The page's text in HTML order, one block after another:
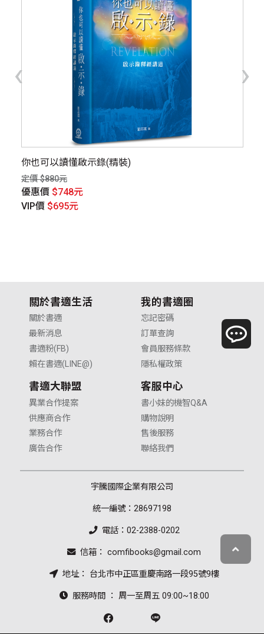
你也可以讀懂啟示錄(精裝)
定價 $880元
優惠價 $748元
VIP價 $695元
‹ ›
關於書適生活
關於書適
最新消息
書適粉(FB)
賴在書適(LINE@)
我的書適圈
忘記密碼
訂單查詢
會員服務條款
隱私權政策
書適大聯盟
異業合作提案
供應商合作
業務合作
廣告合作
客服中心
書小妹的機智Q&A
購物說明
售後服務
聯絡我們
宇騰國際企業有限公司
統一編號：28697198
電話：02-2388-0202
信箱： comfibooks@gmail.com
地址： 台北市中正區重慶南路一段95號9樓
服務時間 ： 周一至周五 09:00~18:00